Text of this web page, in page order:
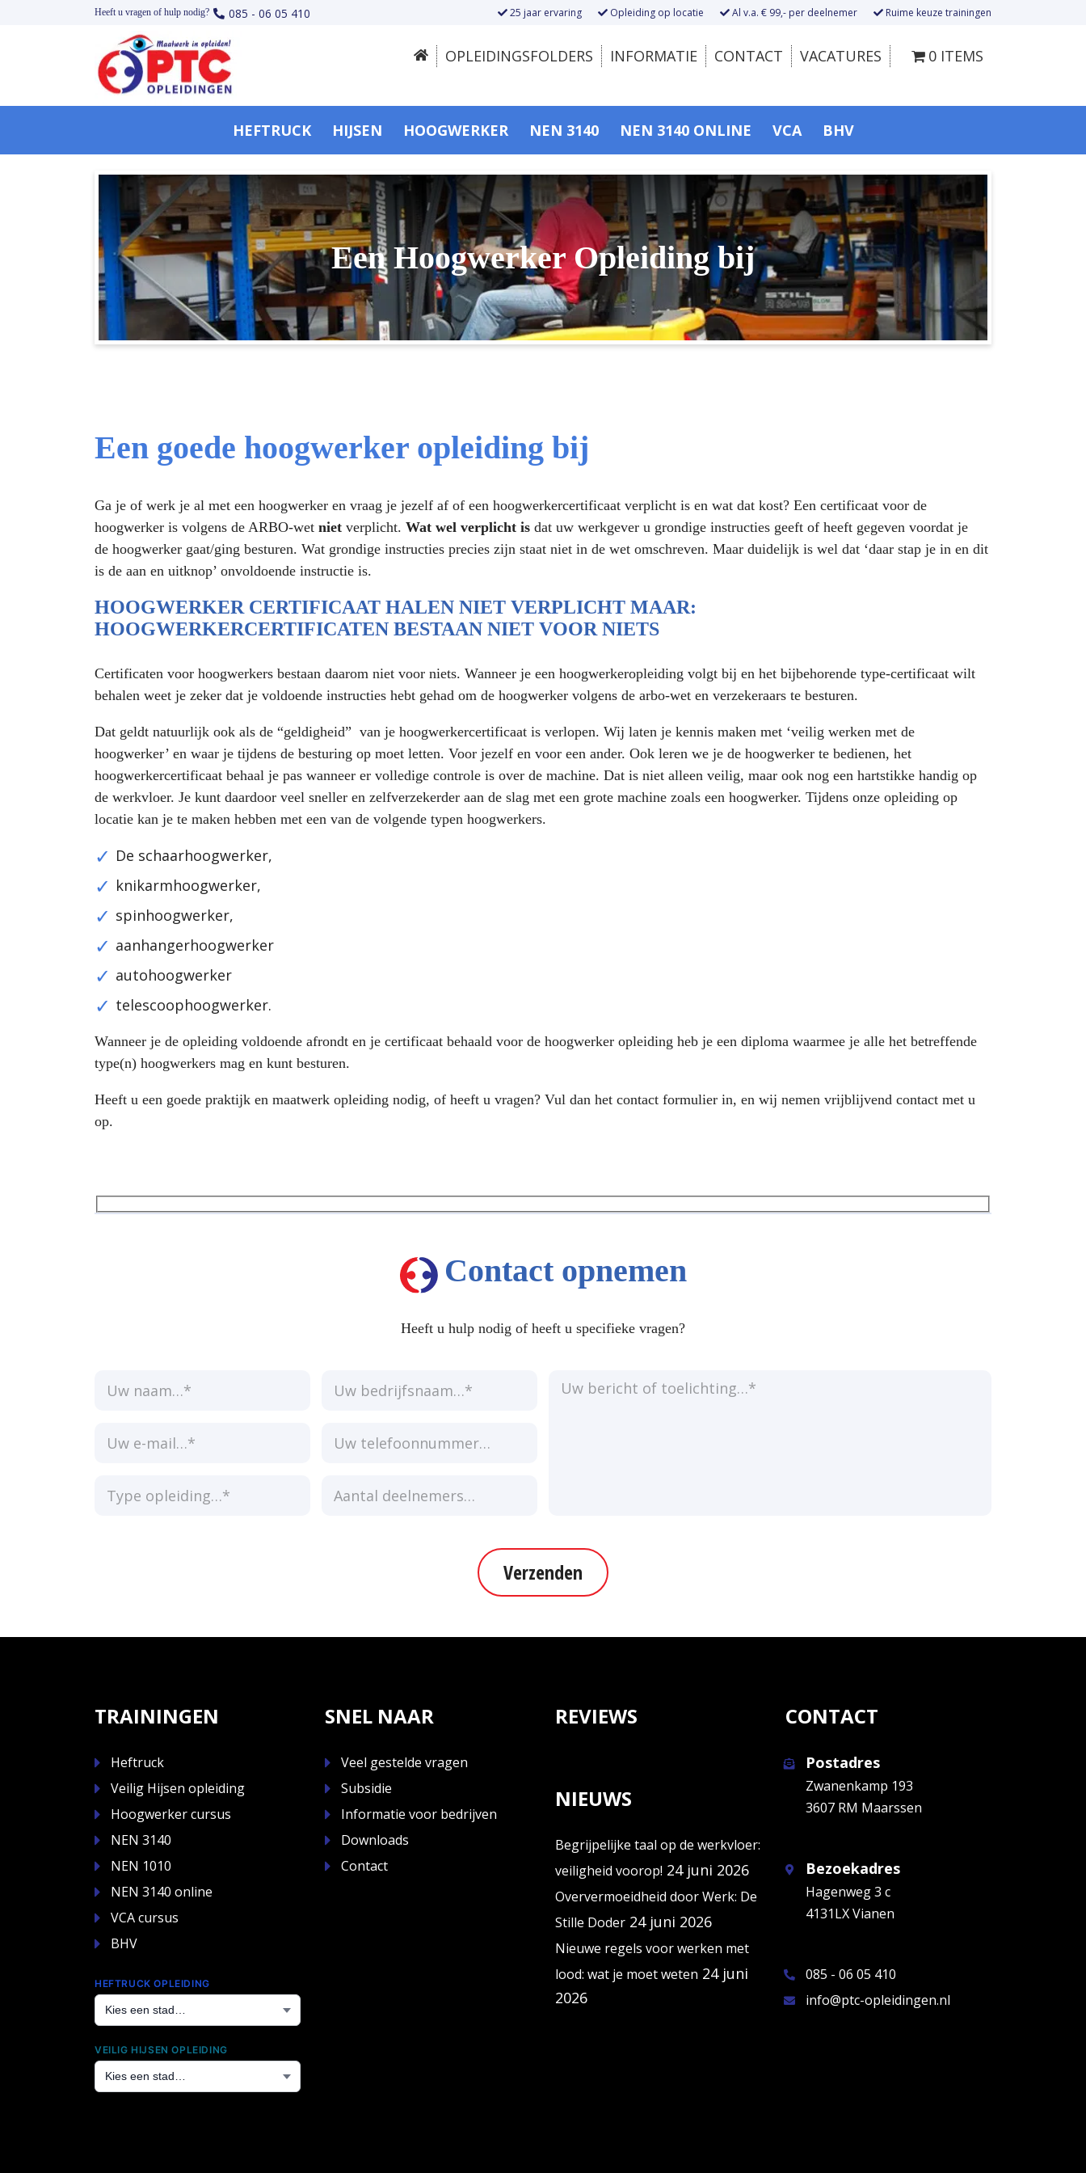
Heeft u vragen of hulp nodig? 085 - 06 05 410 25 jaar ervaring Opleiding op locatie Al v.a. € 99,- per deelnemer Ruime keuze trainingen
OPLEIDINGSFOLDERS INFORMATIE CONTACT VACATURES 0 ITEMS
HEFTRUCK HIJSEN HOOGWERKER NEN 3140 NEN 3140 ONLINE VCA BHV
Een Hoogwerker Opleiding bij
Een goede hoogwerker opleiding bij
Ga je of werk je al met een hoogwerker en vraag je jezelf af of een hoogwerkercertificaat verplicht is en wat dat kost? Een certificaat voor de
hoogwerker is volgens de ARBO-wet niet verplicht. Wat wel verplicht is dat uw werkgever u grondige instructies geeft of heeft gegeven voordat je
de hoogwerker gaat/ging besturen. Wat grondige instructies precies zijn staat niet in de wet omschreven. Maar duidelijk is wel dat ‘daar stap je in en dit
is de aan en uitknop’ onvoldoende instructie is.
HOOGWERKER CERTIFICAAT HALEN NIET VERPLICHT MAAR:
HOOGWERKERCERTIFICATEN BESTAAN NIET VOOR NIETS
Certificaten voor hoogwerkers bestaan daarom niet voor niets. Wanneer je een hoogwerkeropleiding volgt bij en het bijbehorende type-certificaat wilt
behalen weet je zeker dat je voldoende instructies hebt gehad om de hoogwerker volgens de arbo-wet en verzekeraars te besturen.
Dat geldt natuurlijk ook als de “geldigheid” van je hoogwerkercertificaat is verlopen. Wij laten je kennis maken met ‘veilig werken met de
hoogwerker’ en waar je tijdens de besturing op moet letten. Voor jezelf en voor een ander. Ook leren we je de hoogwerker te bedienen, het
hoogwerkercertificaat behaal je pas wanneer er volledige controle is over de machine. Dat is niet alleen veilig, maar ook nog een hartstikke handig op
de werkvloer. Je kunt daardoor veel sneller en zelfverzekerder aan de slag met een grote machine zoals een hoogwerker. Tijdens onze opleiding op
locatie kan je te maken hebben met een van de volgende typen hoogwerkers.
De schaarhoogwerker,
knikarmhoogwerker,
spinhoogwerker,
aanhangerhoogwerker
autohoogwerker
telescoophoogwerker.
Wanneer je de opleiding voldoende afrondt en je certificaat behaald voor de hoogwerker opleiding heb je een diploma waarmee je alle het betreffende
type(n) hoogwerkers mag en kunt besturen.
Heeft u een goede praktijk en maatwerk opleiding nodig, of heeft u vragen? Vul dan het contact formulier in, en wij nemen vrijblijvend contact met u
op.
Contact opnemen
Heeft u hulp nodig of heeft u specifieke vragen?
Verzenden
TRAININGEN
Heftruck
Veilig Hijsen opleiding
Hoogwerker cursus
NEN 3140
NEN 1010
NEN 3140 online
VCA cursus
BHV
HEFTRUCK OPLEIDING
VEILIG HIJSEN OPLEIDING
SNEL NAAR
Veel gestelde vragen
Subsidie
Informatie voor bedrijven
Downloads
Contact
REVIEWS
NIEUWS
Begrijpelijke taal op de werkvloer:
veiligheid voorop! 24 juni 2026
Oververmoeidheid door Werk: De
Stille Doder 24 juni 2026
Nieuwe regels voor werken met
lood: wat je moet weten 24 juni
2026
CONTACT
Postadres
Zwanenkamp 193
3607 RM Maarssen
Bezoekadres
Hagenweg 3 c
4131LX Vianen
085 - 06 05 410
info@ptc-opleidingen.nl